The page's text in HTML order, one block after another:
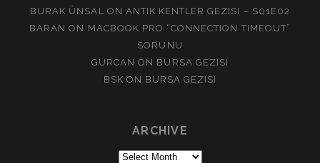
BURAK ÜNSAL
ON ANTIK KENTLER GEZISI – S01E02
BARAN ON MACBOOK PRO “CONNECTION TIMEOUT”
SORUNU
GURCAN ON BURSA GEZISI
BSK ON BURSA GEZISI
ARCHIVE
Archive